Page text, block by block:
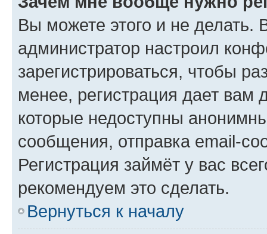
Вы можете этого и не делать.
администратор настроил
зарегистрироваться, чтобы
менее, регистрация дает вам
которые недоступны
сообщения, отправка email-
Регистрация займёт у вас
рекомендуем это сделать.
Вернуться к началу